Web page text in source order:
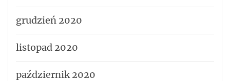
grudzień 2020
listopad 2020
październik 2020